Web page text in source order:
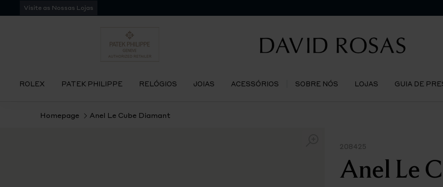
para
Visite as Nossas Lojas
ROLEX PATEK PHILIPPE RELÓGIOS JOIAS ACESSÓRIOS SOBRE NÓS LOJAS GUIA DE
Homepage Anel Le Cube Diamant
208425
Anel Le